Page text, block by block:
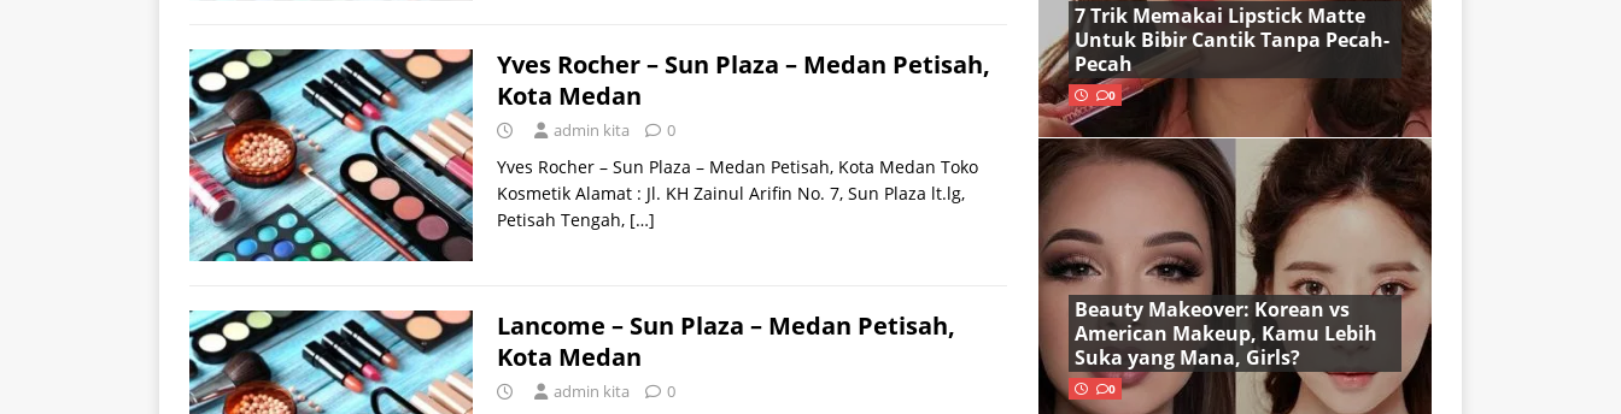
Yves Rocher – Sun Plaza – Medan Petisah,
Kota Medan
admin kita 0
Yves Rocher – Sun Plaza – Medan Petisah, Kota Medan Toko
Kosmetik Alamat : Jl. KH Zainul Arifin No. 7, Sun Plaza lt.lg,
Petisah Tengah, […]
Lancome – Sun Plaza – Medan Petisah,
Kota Medan
admin kita 0
7 Trik Memakai Lipstick Matte
Untuk Bibir Cantik Tanpa Pecah-
Pecah
0
Beauty Makeover: Korean vs
American Makeup, Kamu Lebih
Suka yang Mana, Girls?
0